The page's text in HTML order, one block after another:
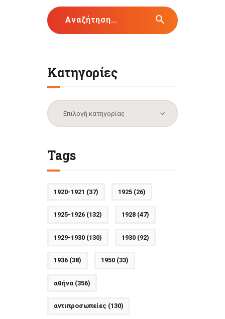
Αναζήτηση
για:
Κατηγορίες
Κατηγορίες
Tags
1920-1921 (37) 1925(26)
1925-1926(132) 1928(47)
1929-1930(130) 1930(92)
1936(38) 1950(33)
αθήνα(356)
αντιπροσωπείες (130)